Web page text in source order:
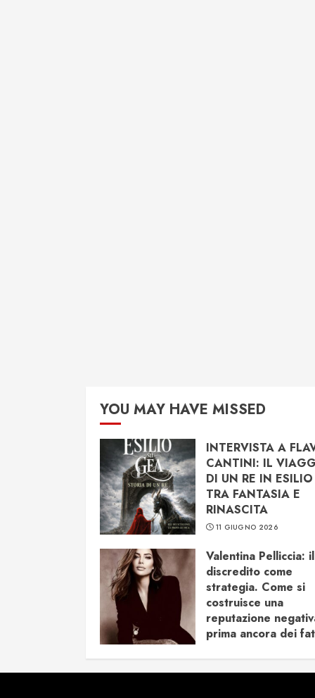
YOU MAY HAVE MISSED
INTERVISTA A
CANTINI: IL
DI UN RE IN ESILIO
TRA FANTASIA E
RINASCITA
11 GIUGNO 2026
Valentina Pelliccia: il
discredito come
strategia. Come si
costruisce una
reputazione
prima ancora dei